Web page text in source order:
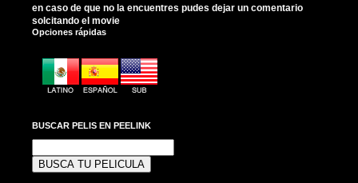
en caso de que no la encuentres pudes dejar un comentario
solcitando el movie
Opciones rápidas
BUSCAR PELIS EN PEELINK